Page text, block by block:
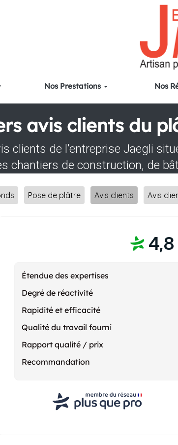
Nos Prestations Nos
avis clients du
clients de l'entreprise Jaegli
chantiers de construction, de
Pose de plâtre Avis clients Avis
4,8
Étendue des expertises
Degré de réactivité
Rapidité et efficacité
Qualité du travail fourni
Rapport qualité / prix
Recommandation